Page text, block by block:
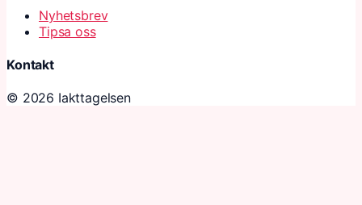
Nyhetsbrev
Tipsa oss
Kontakt
© 2026 Iakttagelsen